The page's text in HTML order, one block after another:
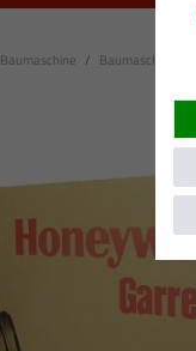
Baumaschine Baumaschine